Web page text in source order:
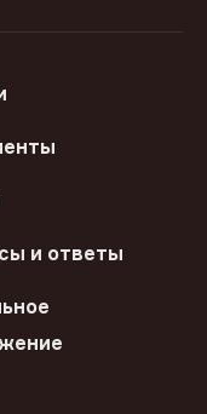
и ответы